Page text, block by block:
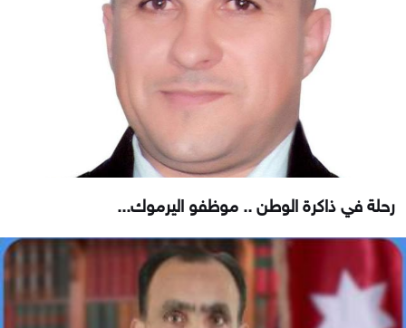
رحلة في ذاكرة الوطن .. موظفو اليرموك...